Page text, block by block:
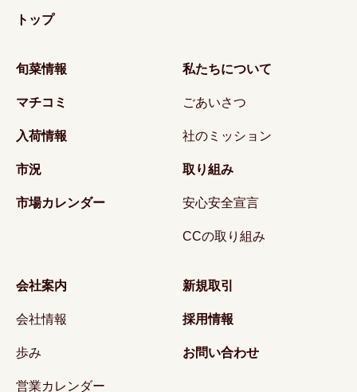
トップ
旬菜情報
マチコミ
入荷情報
市況
市場カレンダー
私たちについて
ごあいさつ
社のミッション
取り組み
安心安全宣言
CCの取り組み
会社案内
会社情報
歩み
営業カレンダー
新規取引
採用情報
お問い合わせ